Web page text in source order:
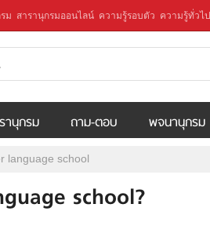
ม สารานุกรมออนไลน์ ความรู้รอบตัว ความรู้ทั่วไป
านุกรม ถาม-ตอบ พจนานุกรม
language school
school?